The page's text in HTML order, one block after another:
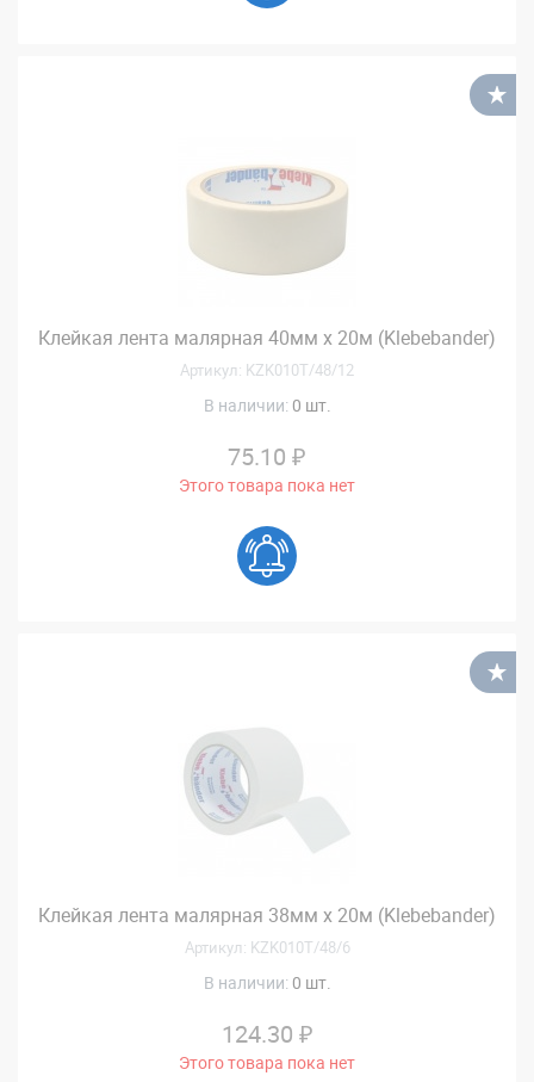
Клейкая лента малярная 40мм х 20м (Klebebander)
Артикул: KZK010T/48/12
В наличии: 0 шт.
75.10 ₽
Этого товара пока нет
Клейкая лента малярная 38мм х 20м (Klebebander)
Артикул: KZK010T/48/6
В наличии: 0 шт.
124.30 ₽
Этого товара пока нет